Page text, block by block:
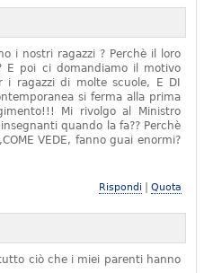
i nostri ragazzi ? Perchè il loro
E poi ci domandiamo il motivo
i ragazzi di molte scuole, E DI
si ferma alla prima
Mi rivolgo al Ministro
quando la fa?? Perchè
VEDE, fanno guai enormi?
Rispondi Quota
ciò che i miei parenti hanno